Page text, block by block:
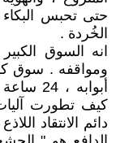
حتى تحبس
الخُردة .
انه السوق
ومواقفه . سوق
أبوابه
كيف تطورت
دائم الانتقاد